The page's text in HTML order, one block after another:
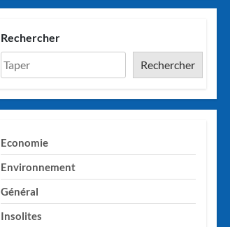
Rechercher
Rechercher
Economie
Environnement
Général
Insolites